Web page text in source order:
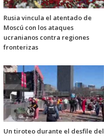
Rusia vincula el atentado de
Moscú con los ataques
ucranianos contra regiones
fronterizas
Un tiroteo durante el desfile del